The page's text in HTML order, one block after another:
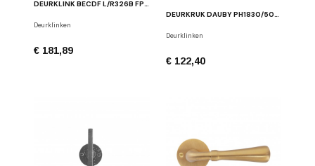
DEURKLINK BECDF L/R326B FP GEPOLIJST IJZER
Deurklinken
€ 181,89
DEURKRUK DAUBY PH1830/50R RUW METAAL
Deurklinken
€ 122,40